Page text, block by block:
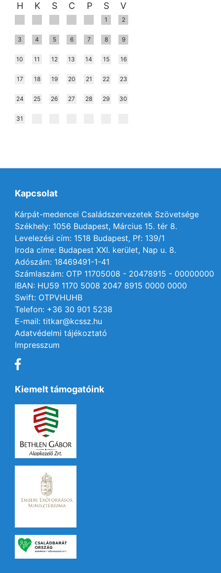
H K S C P S V
1 2
3 4 5 6 7 8 9
10 11 12 13 14 15 16
17 18 19 20 21 22 23
24 25 26 27 28 29 30
31
Kapcsolat
Kárpát-medencei Családszervezetek Szövetsége
Székhely: 1056 Budapest, Március 15. tér 8.
Levelezési cím: 1518 Budapest, Pf: 139/1
Iroda címe: Budapest XXI. kerület, Nap u. 8.
Adószám: 18469491-1-41
Számlaszám: OTP 11705008 - 20478915 - 00000000
IBAN: HU59 1170 5008 2047 8915 0000 0000
Swift: OTPVHUHB
Telefon: +36 30 901 5238
E-mail: titkar@kcssz.hu
Adatvédelmi tájékoztató
Impresszum
Kiemelt támogatóink